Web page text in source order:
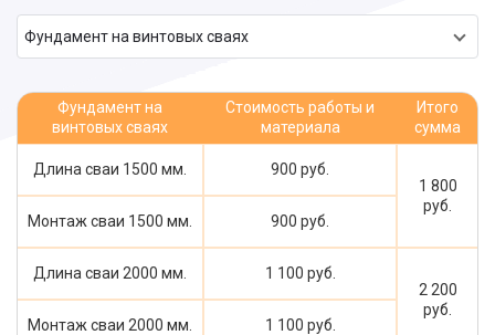
Фундамент на винтовых сваях
Фундамент на
винтовых сваях
Стоимость работы и
материала
Итого
сумма
Длина сваи 1500 мм.
900 руб.
1 800
руб.
Монтаж сваи 1500 мм.
900 руб.
Длина сваи 2000 мм.
1 100 руб.
2 200
руб.
Монтаж сваи 2000 мм.
1 100 руб.